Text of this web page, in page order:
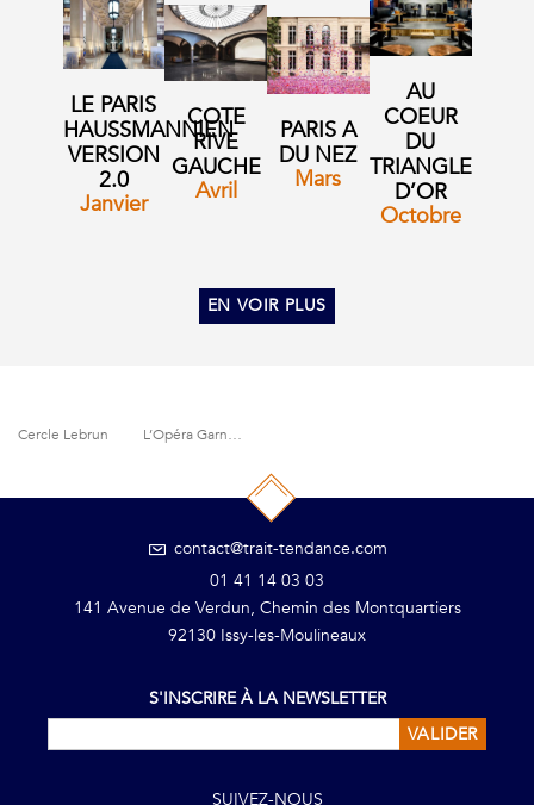
LE PARIS
HAUSSMANNIEN
VERSION
2.0
Janvier
COTE
RIVE
GAUCHE
Avril
PARIS A
DU NEZ
Mars
AU
COEUR
DU
TRIANGLE
D’OR
Octobre
EN VOIR PLUS
Cercle Lebrun L’Opéra Garnier
contact@trait-tendance.com
01 41 14 03 03
141 Avenue de Verdun, Chemin des Montquartiers
92130 Issy-les-Moulineaux
S'INSCRIRE À LA NEWSLETTER
VALIDER
SUIVEZ-NOUS